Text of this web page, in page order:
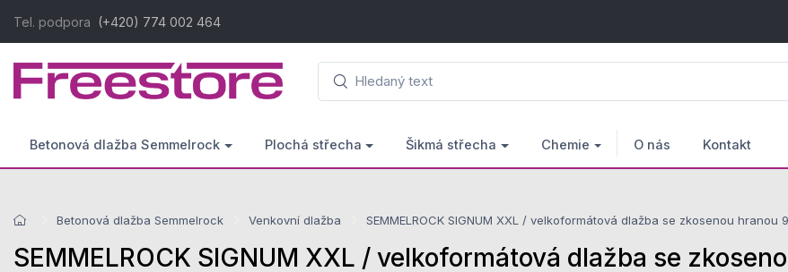
Tel. podpora (+420) 774 002 464
Betonová dlažba Semmelrock Plochá střecha Šikmá střecha Chemie O nás Kontakt
Betonová dlažba Semmelrock Venkovní dlažba SEMMELROCK SIGNUM XXL / velkoformátová dlažba se zkosenou
SEMMELROCK SIGNUM XXL / velkoformátová dlažba se